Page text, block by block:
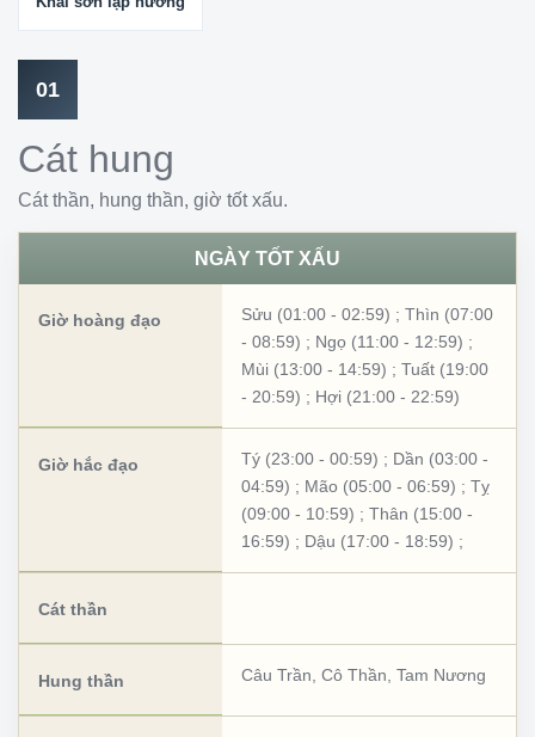
01
Cát hung
Cát thần, hung thần, giờ tốt xấu.
NGÀY TỐT XẤU
Giờ hoàng đạo Sửu (01:00 - 02:59) ; Thìn (07:00
- 08:59) ; Ngọ (11:00 - 12:59) ;
Mùi (13:00 - 14:59) ; Tuất (19:00
- 20:59) ; Hợi (21:00 - 22:59)
Giờ hắc đạo Tý (23:00 - 00:59) ; Dần (03:00 -
04:59) ; Mão (05:00 - 06:59) ; Tỵ
(09:00 - 10:59) ; Thân (15:00 -
16:59) ; Dậu (17:00 - 18:59) ;
Cát thần
Hung thần Câu Trần Cô Thần Tam Nương